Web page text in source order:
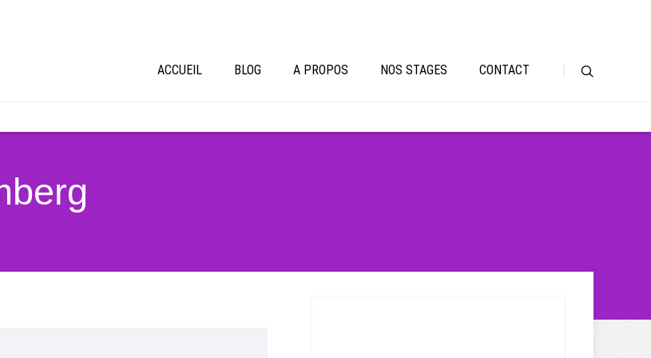
ACCUEIL BLOG A PROPOS NOS STAGES CONTACT